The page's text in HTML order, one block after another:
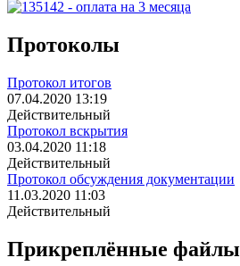
Протоколы
Протокол итогов
07.04.2020 13:19
Действительный
Протокол вскрытия
03.04.2020 11:18
Действительный
Протокол обсуждения документации
11.03.2020 11:03
Действительный
Прикреплённые файлы